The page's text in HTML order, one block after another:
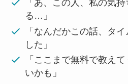
「あ、この人、私の気
る…」
「なんだかこの話、タ
した」
「ここまで無料で教え
いかも」